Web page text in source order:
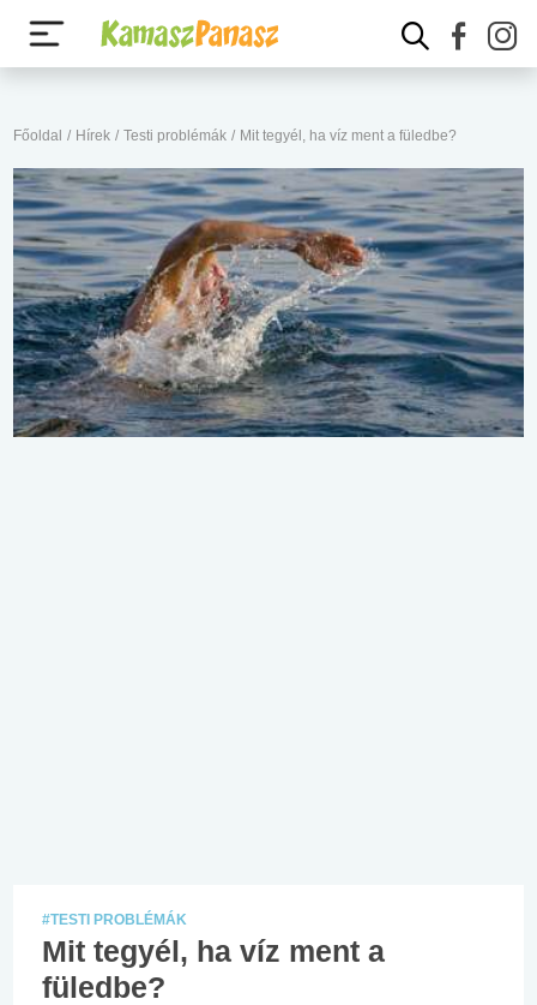
Főoldal / Hírek / Testi problémák / Mit tegyél, ha víz ment a füledbe?
#TESTI PROBLÉMÁK
Mit tegyél, ha víz ment a
füledbe?